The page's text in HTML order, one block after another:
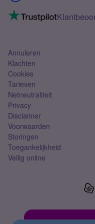
Mobiel internet
Mobiel abonnement
VoLTE 4G bellen
Annuleren
Klachten
Cookies
Tarieven
Netneutraliteit
Privacy
Disclaimer
Voorwaarden
Storingen
Toegankelijkheid
Veilig online